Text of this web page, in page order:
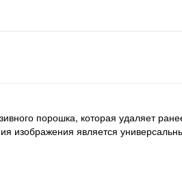
порошка, которая удаляет
изображения является